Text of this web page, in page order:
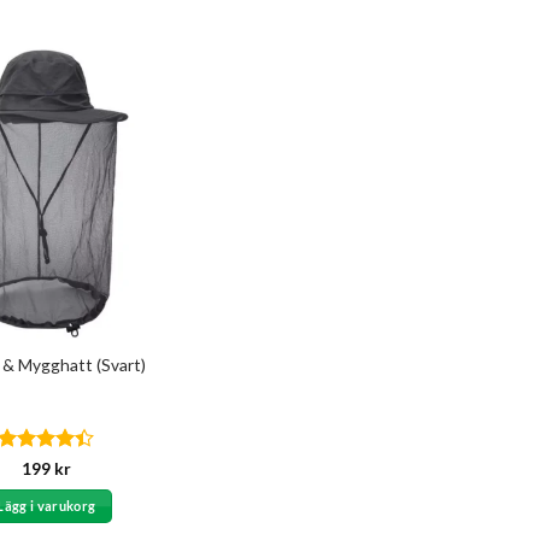
Mygghatt (Svart)
Betygsatt
av 5
199 kr
i varukorg